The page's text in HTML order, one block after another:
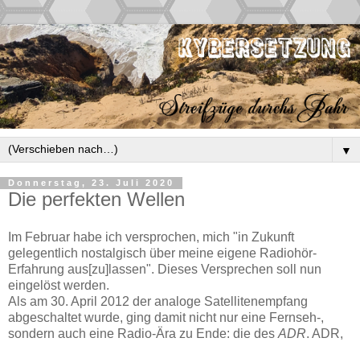
▼
Donnerstag, 23. Juli 2020
Die perfekten Wellen
Im Februar habe ich versprochen, mich "in Zukunft
gelegentlich nostalgisch über meine eigene Radiohör-
Erfahrung aus[zu]lassen". Dieses Versprechen soll nun
eingelöst werden.
Als am 30. April 2012 der analoge Satellitenempfang
abgeschaltet wurde, ging damit nicht nur eine Fernseh-,
sondern auch eine Radio-Ära zu Ende: die des ADR. ADR,